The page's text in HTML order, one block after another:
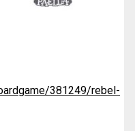
381249/rebel-